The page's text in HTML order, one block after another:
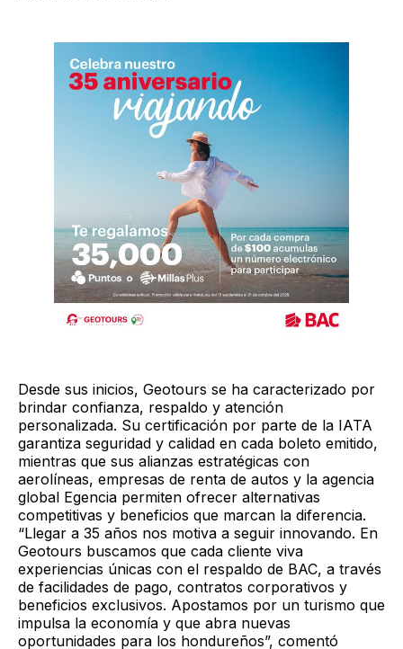
Desde sus inicios, Geotours se ha caracterizado por
brindar confianza, respaldo y atención
personalizada. Su certificación por parte de la IATA
garantiza seguridad y calidad en cada boleto emitido,
mientras que sus alianzas estratégicas con
aerolíneas, empresas de renta de autos y la agencia
global Egencia permiten ofrecer alternativas
competitivas y beneficios que marcan la diferencia.
“Llegar a 35 años nos motiva a seguir innovando. En
Geotours buscamos que cada cliente viva
experiencias únicas con el respaldo de BAC, a través
de facilidades de pago, contratos corporativos y
beneficios exclusivos. Apostamos por un turismo que
impulsa la economía y que abra nuevas
oportunidades para los hondureños”, comentó